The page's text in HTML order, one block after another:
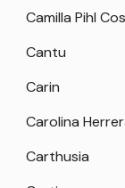
Camilla Pihl
Cantu
Carin
Carolina
Carthusia